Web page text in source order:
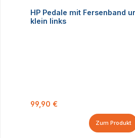
HP Pedale mit Fersenband
klein links
Regulärer Preis:
99,90 €
Zum Produkt